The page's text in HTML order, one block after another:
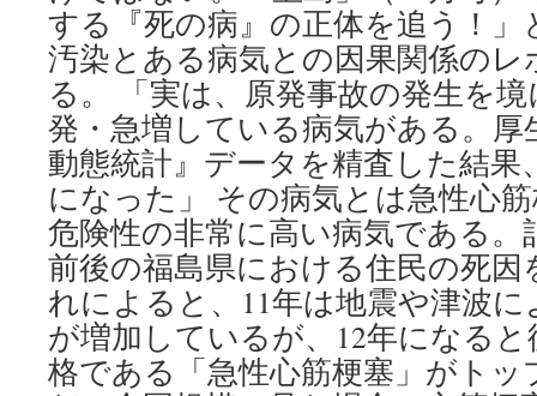
する『死の病』の正体を追う！
汚染とある病気との因果関係の
る。 「実は、原発事故の発生を
発・急増している病気がある。厚
動態統計』データを精査した結
になった」 その病気とは急性心
危険性の非常に高い病気である。
前後の福島県における住民の死
れによると、11年は地震や津波
が増加しているが、12年になる
格である「急性心筋梗塞」がト